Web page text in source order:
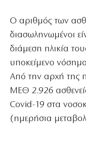
Ο αριθμός των
διασωληνωμένοι
διάμεση ηλικία
υποκείμενο
Από την αρχή της
ΜΕΘ 2.926
Covid-19 στα
(ημερήσια